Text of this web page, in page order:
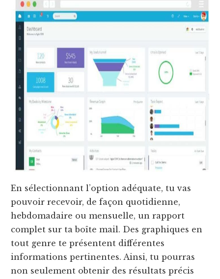
En sélectionnant l’option adéquate, tu vas
pouvoir recevoir, de façon quotidienne,
hebdomadaire ou mensuelle, un rapport
complet sur ta boîte mail. Des graphiques en
tout genre te présentent différentes
informations pertinentes. Ainsi, tu pourras
non seulement obtenir des résultats précis